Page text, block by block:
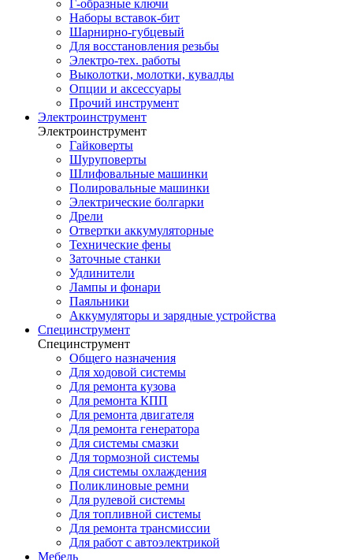
Г-образные ключи
Наборы вставок-бит
Шарнирно-губцевый
Для восстановления резьбы
Электро-тех. работы
Выколотки, молотки, кувалды
Опции и аксессуары
Прочий инструмент
Электроинструмент
Электроинструмент
Гайковерты
Шуруповерты
Шлифовальные машинки
Полировальные машинки
Электрические болгарки
Дрели
Отвертки аккумуляторные
Технические фены
Заточные станки
Удлинители
Лампы и фонари
Паяльники
Аккумуляторы и зарядные устройства
Специнструмент
Специнструмент
Общего назначения
Для ходовой системы
Для ремонта кузова
Для ремонта КПП
Для ремонта двигателя
Для ремонта генератора
Для системы смазки
Для тормозной системы
Для системы охлаждения
Поликлиновые ремни
Для рулевой системы
Для топливной системы
Для ремонта трансмиссии
Для работ с автоэлектрикой
Мебель